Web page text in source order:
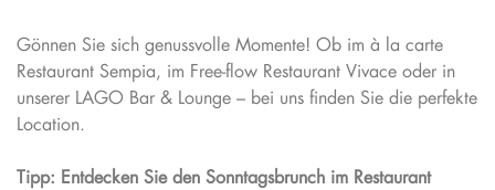
Gönnen Sie sich genussvolle Momente! Ob im à la carte
Restaurant Sempia, im Free-flow Restaurant Vivace oder in
unserer LAGO Bar & Lounge – bei uns finden Sie die perfekte
Location.
Tipp: Entdecken Sie den Sonntagsbrunch im Restaurant